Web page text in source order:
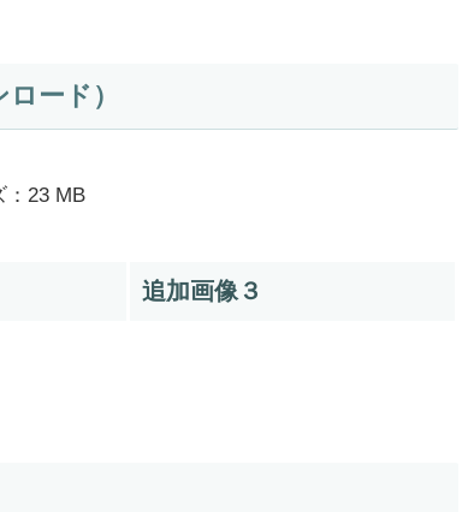
ード）
23 MB
追加画像３